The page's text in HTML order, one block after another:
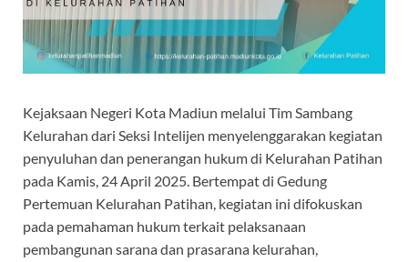
Kejaksaan Negeri Kota Madiun melalui Tim Sambang
Kelurahan dari Seksi Intelijen menyelenggarakan kegiatan
penyuluhan dan penerangan hukum di Kelurahan Patihan
pada Kamis, 24 April 2025. Bertempat di Gedung
Pertemuan Kelurahan Patihan, kegiatan ini difokuskan
pada pemahaman hukum terkait pelaksanaan
pembangunan sarana dan prasarana kelurahan,